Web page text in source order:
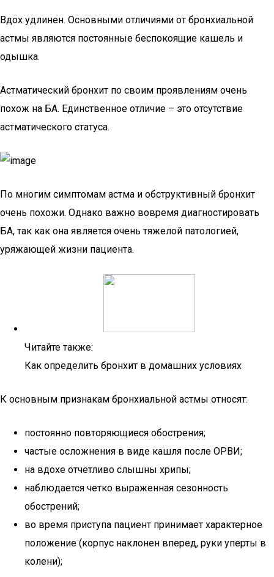
Вдох удлинен. Основными отличиями от бронхиальной
астмы являются постоянные беспокоящие кашель и
одышка.
Астматический бронхит по своим проявлениям очень
похож на БА. Единственное отличие – это отсутствие
астматического статуса.
По многим симптомам астма и обструктивный бронхит
очень похожи. Однако важно вовремя диагностировать
БА, так как она является очень тяжелой патологией,
уряжающей жизни пациента.
Читайте также:
Как определить бронхит в домашних условиях
К основным признакам бронхиальной астмы относят:
постоянно повторяющиеся обострения;
частые осложнения в виде кашля после ОРВИ;
на вдохе отчетливо слышны хрипы;
наблюдается четко выраженная сезонность
обострений;
во время приступа пациент принимает характерное
положение (корпус наклонен вперед, руки уперты в
колени);